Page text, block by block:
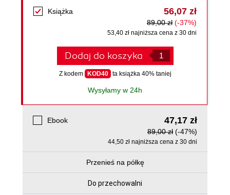
Książka 56,07 zł
89,00 zł (-37%)
53,40 zł najniższa cena z 30 dni
Dodaj do koszyka
Z kodem KOD40 ta książka 40% taniej
Wysyłamy w 24h
Ebook 47,17 zł
89,00 zł (-47%)
44,50 zł najniższa cena z 30 dni
Przenieś na półkę
Do przechowalni